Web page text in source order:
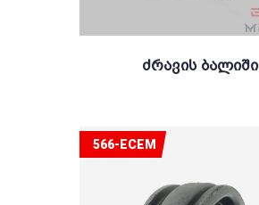
Ძრავის Ბალიში
566-ECEM